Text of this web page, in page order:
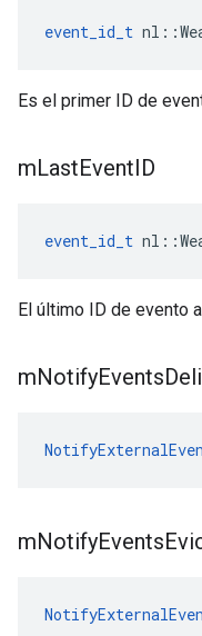
event_id_t
Es el primer ID de
mLastEventID
event_id_t
El último ID de evento
mNotifyEvents
mNotifyEvents